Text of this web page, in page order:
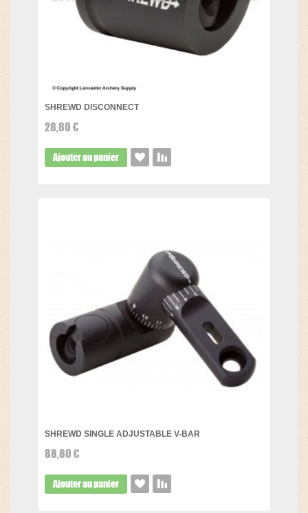
SHREWD DISCONNECT
28,80 €
Ajouter au panier
SHREWD SINGLE ADJUSTABLE V-BAR
88,80 €
Ajouter au panier